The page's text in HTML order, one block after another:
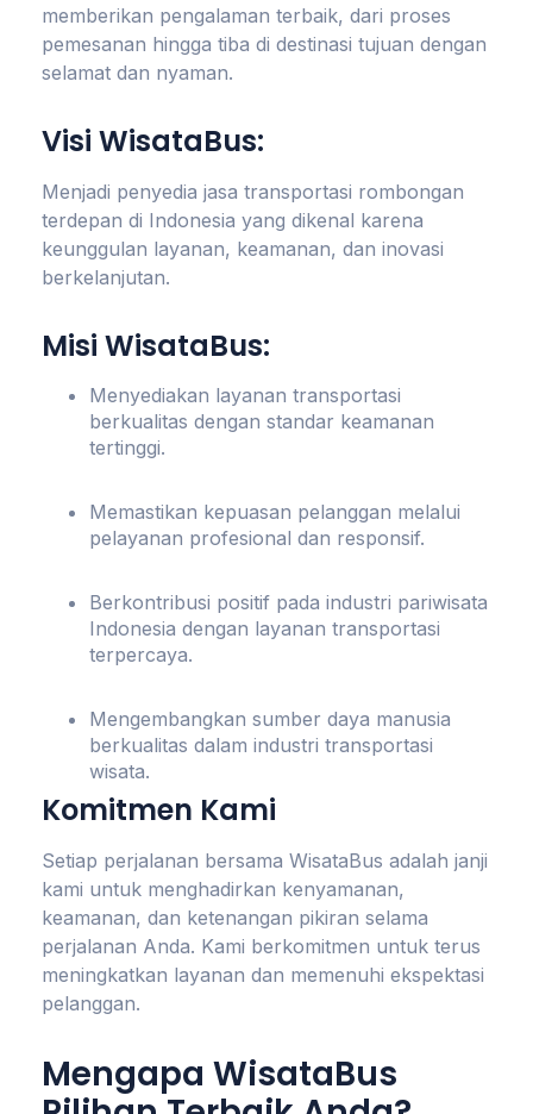
memberikan pengalaman terbaik, dari proses
pemesanan hingga tiba di destinasi tujuan dengan
selamat dan nyaman.
Visi WisataBus:
Menjadi penyedia jasa transportasi rombongan
terdepan di Indonesia yang dikenal karena
keunggulan layanan, keamanan, dan inovasi
berkelanjutan.
Misi WisataBus:
Menyediakan layanan transportasi
berkualitas dengan standar keamanan
tertinggi.
Memastikan kepuasan pelanggan melalui
pelayanan profesional dan responsif.
Berkontribusi positif pada industri pariwisata
Indonesia dengan layanan transportasi
terpercaya.
Mengembangkan sumber daya manusia
berkualitas dalam industri transportasi
wisata.
Komitmen Kami
Setiap perjalanan bersama WisataBus adalah janji
kami untuk menghadirkan kenyamanan,
keamanan, dan ketenangan pikiran selama
perjalanan Anda. Kami berkomitmen untuk terus
meningkatkan layanan dan memenuhi ekspektasi
pelanggan.
Mengapa WisataBus